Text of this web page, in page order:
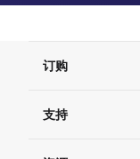
订购
订单支持
支持